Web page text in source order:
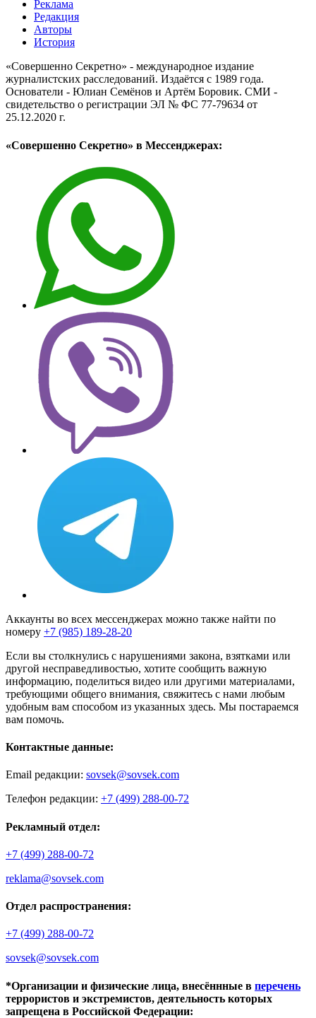
Реклама
Редакция
Авторы
История
«Совершенно Секретно» - международное издание
журналистских расследований. Издаётся с 1989 года.
Основатели - Юлиан Семёнов и Артём Боровик. CМИ -
свидетельство о регистрации ЭЛ № ФС 77-79634 от
25.12.2020 г.
«Совершенно Секретно» в Мессенджерах:
Аккаунты во всех мессенджерах можно также найти по
номеру +7 (985) 189-28-20
Если вы столкнулись с нарушениями закона, взятками или
другой несправедливостью, хотите сообщить важную
информацию, поделиться видео или другими материалами,
требующими общего внимания, свяжитесь с нами любым
удобным вам способом из указанных здесь. Мы постараемся
вам помочь.
Контактные данные:
Email редакции: sovsek@sovsek.com
Телефон редакции: +7 (499) 288-00-72
Рекламный отдел:
+7 (499) 288-00-72
reklama@sovsek.com
Отдел распространения:
+7 (499) 288-00-72
sovsek@sovsek.com
*Организации и физические лица, внесённные в перечень
террористов и экстремистов, деятельность которых
запрещена в Российской Федерации: